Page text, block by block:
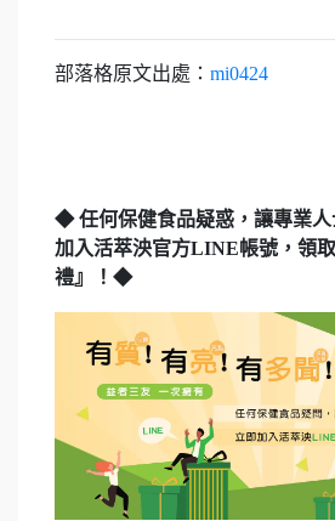
部落格原文出處： mi0424
◆ 任何保健食品疑惑，讓專業
加入活萃泱官方LINE帳號，領
禮』！◆